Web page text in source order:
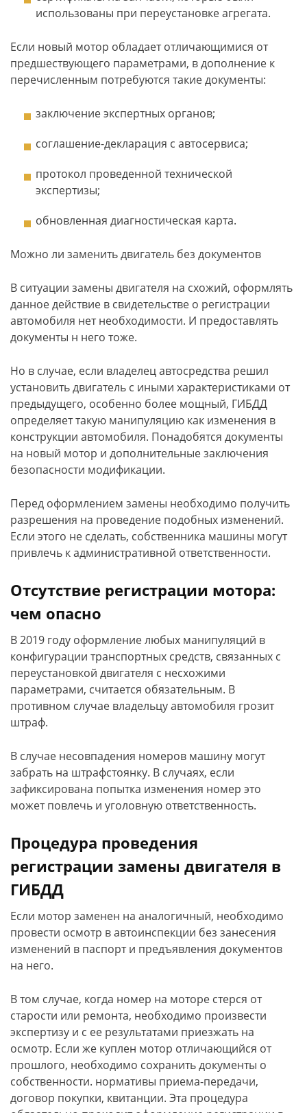
использованы при переустановке агрегата.
Если новый мотор обладает отличающимися от
предшествующего параметрами, в дополнение к
перечисленным потребуются такие документы:
заключение экспертных органов;
соглашение-декларация с автосервиса;
протокол проведенной технической
экспертизы;
обновленная диагностическая карта.
Можно ли заменить двигатель без документов
В ситуации замены двигателя на схожий, оформлять
данное действие в свидетельстве о регистрации
автомобиля нет необходимости. И предоставлять
документы н него тоже.
Но в случае, если владелец автосредства решил
установить двигатель с иными характеристиками от
предыдущего, особенно более мощный, ГИБДД
определяет такую манипуляцию как изменения в
конструкции автомобиля. Понадобятся документы
на новый мотор и дополнительные заключения
безопасности модификации.
Перед оформлением замены необходимо получить
разрешения на проведение подобных изменений.
Если этого не сделать, собственника машины могут
привлечь к административной ответственности.
Отсутствие регистрации мотора:
чем опасно
В 2019 году оформление любых манипуляций в
конфигурации транспортных средств, связанных с
переустановкой двигателя с несхожими
параметрами, считается обязательным. В
противном случае владельцу автомобиля грозит
штраф.
В случае несовпадения номеров машину могут
забрать на штрафстоянку. В случаях, если
зафиксирована попытка изменения номер это
может повлечь и уголовную ответственность.
Процедура проведения
регистрации замены двигателя в
ГИБДД
Если мотор заменен на аналогичный, необходимо
провести осмотр в автоинспекции без занесения
изменений в паспорт и предъявления документов
на него.
В том случае, когда номер на моторе стерся от
старости или ремонта, необходимо произвести
экспертизу и с ее результатами приезжать на
осмотр. Если же куплен мотор отличающийся от
прошлого, необходимо сохранить документы о
собственности. нормативы приема-передачи,
договор покупки, квитанции. Эта процедура